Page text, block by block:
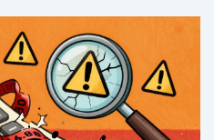
mai la tua chiave privata.
siti sono spesso "wallet
il tuo portafoglio non